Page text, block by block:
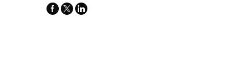
facebook
x-
linkedin